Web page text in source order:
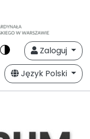
Zaloguj
Język Polski